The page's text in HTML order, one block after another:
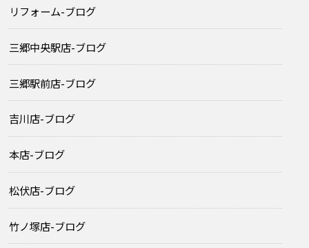
リフォーム-ブログ
三郷中央駅店-ブログ
三郷駅前店-ブログ
吉川店-ブログ
本店-ブログ
松伏店-ブログ
竹ノ塚店-ブログ